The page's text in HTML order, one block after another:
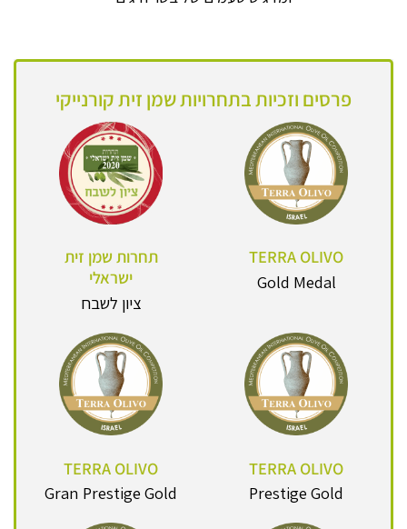
פרסים וזכיות בתחרויות שמן זית קורנייקי
TERRA OLIVO
Gold Medal
תחרות שמן זית
ישראלי
ציון לשבח
TERRA OLIVO
Prestige Gold
TERRA OLIVO
Gran Prestige Gold